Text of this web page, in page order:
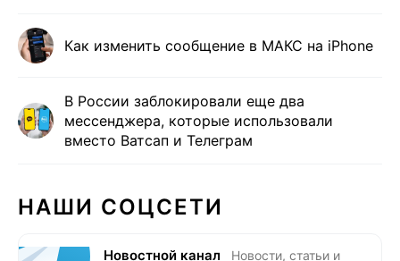
Как изменить сообщение в МАКС на iPhone
В России заблокировали еще два
мессенджера, которые использовали
вместо Ватсап и Телеграм
НАШИ СОЦСЕТИ
Новостной канал
Новости, статьи и